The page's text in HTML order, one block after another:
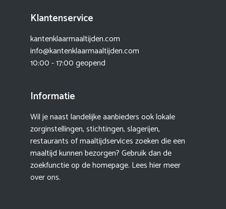
Klantenservice
kantenklaarmaaltijden.com
info@kantenklaarmaaltijden.com
10:00 - 17:00 geopend
Informatie
Wil je naast landelijke aanbieders ook lokale
zorginstellingen, stichtingen, slagerijen,
restaurants of maaltijdservices zoeken die een
maaltijd kunnen bezorgen? Gebruik dan de
zoekfunctie op de homepage. Lees hier meer
over ons.